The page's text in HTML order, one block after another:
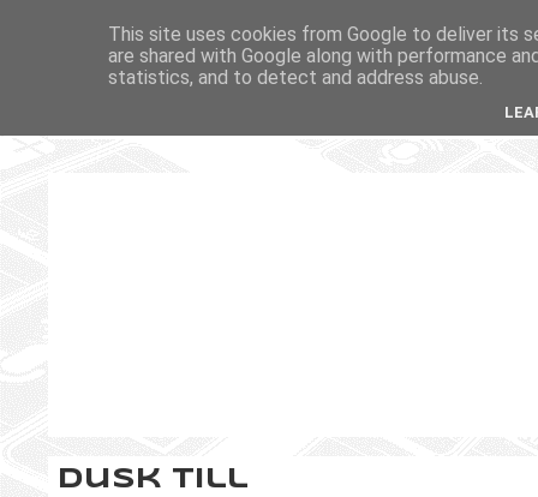
Dusk Till
This site uses cookies from Google to deliver its
are shared with Google along with performance
statistics, and to detect and address abuse.